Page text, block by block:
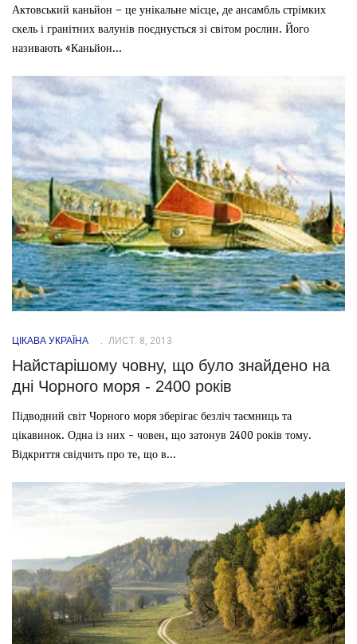
Актовський каньйон – це унікальне місце, де ансамбль стрімких
скель і гранітних валунів поєднується зі світом рослин. Його
називають «Каньйон...
ЦІКАВА УКРАЇНА ЛИСТ. 8, 2013
Найстарішому човну, що було знайдено на
дні Чорного моря - 2400 років
Підводний світ Чорного моря зберігає безліч таємниць та
цікавинок. Одна із них - човен, що затонув 2400 років тому.
Відкриття свідчить про те, що в...